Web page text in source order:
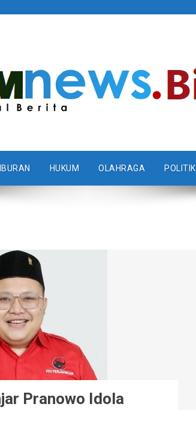
HUKUM OLAHRAGA POLITIK
Pranowo Idola